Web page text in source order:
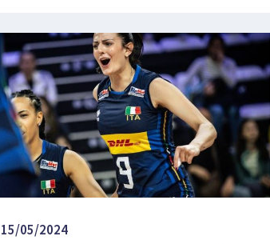
15/05/2024